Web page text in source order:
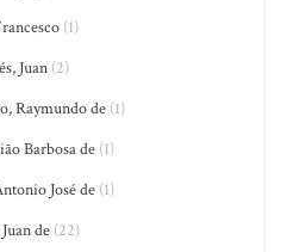
(1)
Juan (2)
Raymundo de (1)
Barbosa de(1)
José de(1)
de(22)